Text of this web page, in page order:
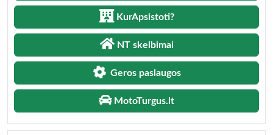
KurApsistoti?
NT skelbimai
Geros paslaugos
MotoTurgus.lt